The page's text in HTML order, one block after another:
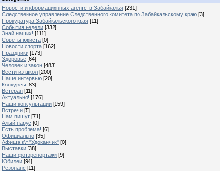
Новости информационных агентств Забайкалья [231]
Следственное управление Следственного комитета по Забайкальскому краю [3]
Прокуратура Забайкальского края [11]
События недели [332]
Знай наших! [111]
Советы юриста [0]
Новости спорта [162]
Праздники [173]
Здоровье [64]
Человек и закон [483]
Вести из школ [200]
Наше интервью [20]
Конкурсы [83]
Ветеран [11]
Актуально! [176]
Наши консультации [159]
Встречи [5]
Нам пишут [71]
Алый парус [0]
Есть проблема! [6]
Официально [35]
Афиша к\т "Удоканчик" [0]
Выставки [38]
Наши фоторепортажи [9]
Юбилеи [94]
Резонанс [11]